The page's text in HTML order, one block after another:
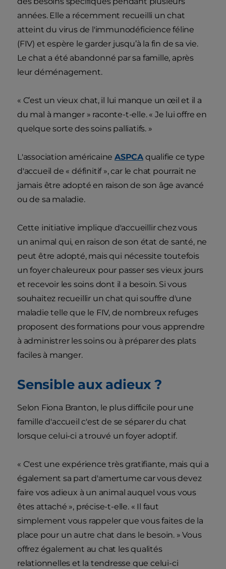
années. Elle a récemment recueilli un chat
atteint du virus de l'immunodéficience féline
(FIV) et espère le garder jusqu’à la fin de sa vie.
Le chat a été abandonné par sa famille, après
leur déménagement.
« C’est un vieux chat, il lui manque un œil et il a
du mal à manger » raconte-t-elle. « Je lui offre en
quelque sorte des soins palliatifs. »
L'association américaine ASPCAqualifie ce type
d'accueil de « définitif », car le chat pourrait ne
jamais être adopté en raison de son âge avancé
ou de sa maladie.
Cette initiative implique d'accueillir chez vous
un animal qui, en raison de son état de santé, ne
peut être adopté, mais qui nécessite toutefois
un foyer chaleureux pour passer ses vieux jours
et recevoir les soins dont il a besoin. Si vous
souhaitez recueillir un chat qui souffre d'une
maladie telle que le FIV, de nombreux refuges
proposent des formations pour vous apprendre
à administrer les soins ou à préparer des plats
faciles à manger.
Sensible aux adieux ?
Selon Fiona Branton, le plus difficile pour une
famille d'accueil c'est de se séparer du chat
lorsque celui-ci a trouvé un foyer adoptif.
« C'est une expérience très gratifiante, mais qui a
également sa part d'amertume car vous devez
faire vos adieux à un animal auquel vous vous
êtes attaché », précise-t-elle. « Il faut
simplement vous rappeler que vous faites de la
place pour un autre chat dans le besoin. » Vous
offrez également au chat les qualités
relationnelles et la tendresse que celui-ci